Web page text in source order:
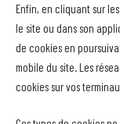
Enfin, en cliquant sur
le site ou dans son
de cookies en
mobile du site. Les
cookies sur vos